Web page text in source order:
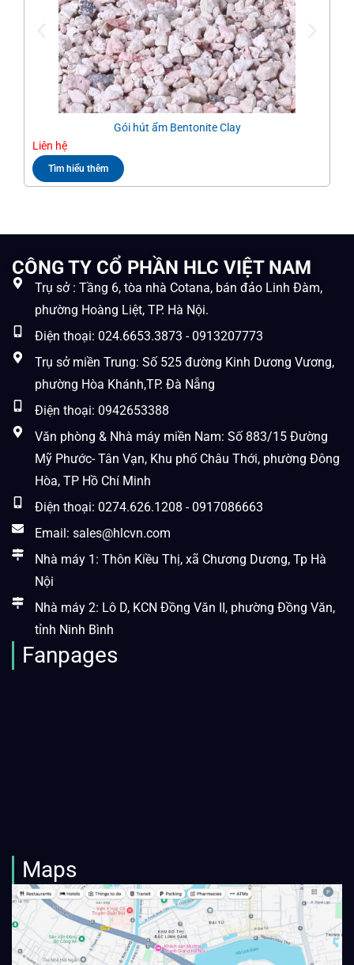
Gói hút ẩm Bentonite Clay
Liên hệ
Tìm hiểu thêm
CÔNG TY CỔ PHẦN HLC VIỆT NAM
Trụ sở : Tầng 6, tòa nhà Cotana, bán đảo Linh Đàm,
phường Hoàng Liệt, TP. Hà Nội.
Điện thoại: 024.6653.3873 - 0913207773
Trụ sở miền Trung: Số 525 đường Kinh Dương Vương,
phường Hòa Khánh,TP. Đà Nẵng
Điện thoại: 0942653388
Văn phòng & Nhà máy miền Nam: Số 883/15 Đường
Mỹ Phước- Tân Vạn, Khu phố Châu Thới, phường Đông
Hòa, TP Hồ Chí Minh
Điện thoại: 0274.626.1208 - 0917086663
Email: sales@hlcvn.com
Nhà máy 1: Thôn Kiều Thị, xã Chương Dương, Tp Hà
Nội
Nhà máy 2: Lô D, KCN Đồng Văn II, phường Đồng Văn,
tỉnh Ninh Bình
Fanpages
Maps